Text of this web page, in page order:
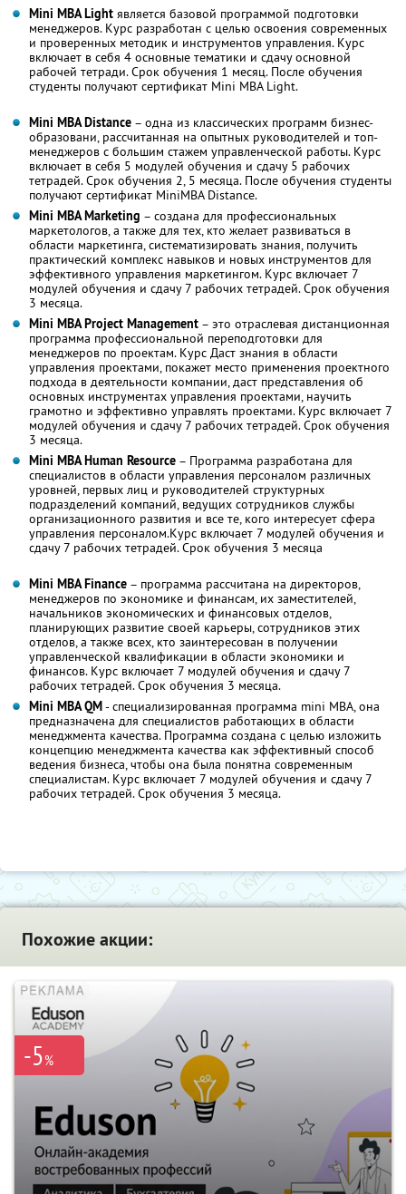
Mini MBA Light является базовой программой подготовки
менеджеров. Курс разработан с целью освоения современных
и проверенных методик и инструментов управления. Курс
включает в себя 4 основные тематики и сдачу основной
рабочей тетради. Срок обучения 1 месяц. После обучения
студенты получают сертификат Mini MBA Light.
Mini MBA Distance – одна из классических программ бизнес-
образовани, рассчитанная на опытных руководителей и топ-
менеджеров с большим стажем управленческой работы. Курс
включает в себя 5 модулей обучения и сдачу 5 рабочих
тетрадей. Срок обучения 2, 5 месяца. После обучения студенты
получают сертификат MiniMBA Distance.
Mini MBA Marketing – создана для профессиональных
маркетологов, а также для тех, кто желает развиваться в
области маркетинга, систематизировать знания, получить
практический комплекс навыков и новых инструментов для
эффективного управления маркетингом. Курс включает 7
модулей обучения и сдачу 7 рабочих тетрадей. Срок обучения
3 месяца.
Mini MBA Project Management – это отраслевая дистанционная
программа профессиональной переподготовки для
менеджеров по проектам. Курс Даст знания в области
управления проектами, покажет место применения проектного
подхода в деятельности компании, даст представления об
основных инструментах управления проектами, научить
грамотно и эффективно управлять проектами. Курс включает 7
модулей обучения и сдачу 7 рабочих тетрадей. Срок обучения
3 месяца.
Mini MBA Human Resource – Программа разработана для
специалистов в области управления персоналом различных
уровней, первых лиц и руководителей структурных
подразделений компаний, ведущих сотрудников службы
организационного развития и все те, кого интересует сфера
управления персоналом.Курс включает 7 модулей обучения и
сдачу 7 рабочих тетрадей. Срок обучения 3 месяца
Mini MBA Finance – программа рассчитана на директоров,
менеджеров по экономике и финансам, их заместителей,
начальников экономических и финансовых отделов,
планирующих развитие своей карьеры, сотрудников этих
отделов, а также всех, кто заинтересован в получении
управленческой квалификации в области экономики и
финансов. Курс включает 7 модулей обучения и сдачу 7
рабочих тетрадей. Срок обучения 3 месяца.
Mini MBA QM- специализированная программа mini MBA, она
предназначена для специалистов работающих в области
менеджмента качества. Программа создана с целью изложить
концепцию менеджмента качества как эффективный способ
ведения бизнеса, чтобы она была понятна современным
специалистам. Курс включает 7 модулей обучения и сдачу 7
рабочих тетрадей. Срок обучения 3 месяца.
Похожие акции:
-5%